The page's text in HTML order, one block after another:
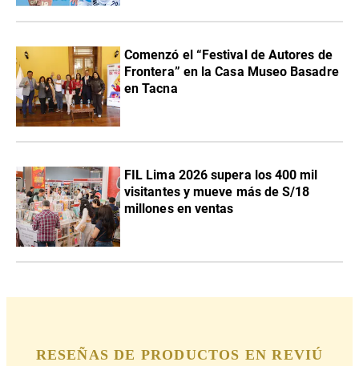
Comenzó el “Festival de Autores de
Frontera” en la Casa Museo Basadre
en Tacna
FIL Lima 2026 supera los 400 mil
visitantes y mueve más de S/18
millones en ventas